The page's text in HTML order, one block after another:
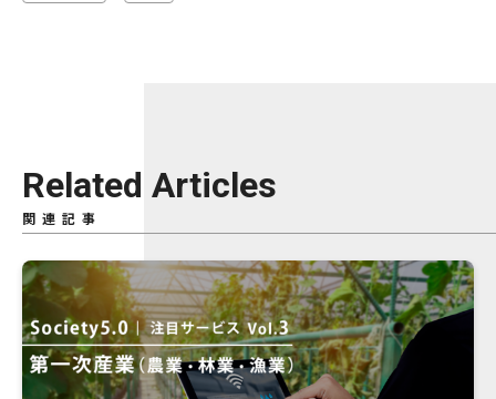
Related Articles
関連記事